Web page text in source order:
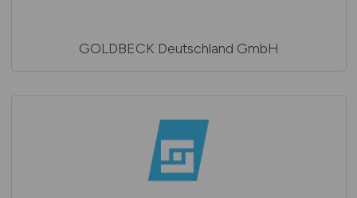
GOLDBECK Deutschland GmbH